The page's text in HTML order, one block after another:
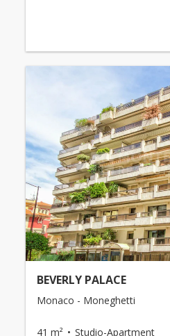
BEVERLY PALACE
Monaco - Moneghetti
41 m² Studio-Apartment